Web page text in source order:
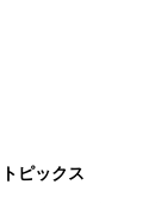
トピックス